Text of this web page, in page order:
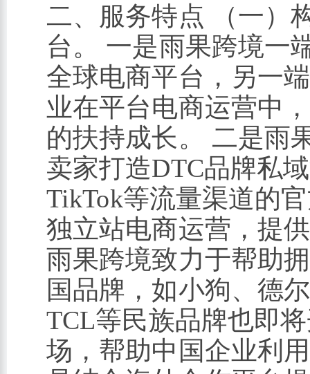
二、服务特点 （一）
台。 一是雨果跨境一
全球电商平台，另一
业在平台电商运营中
的扶持成长。 二是雨
卖家打造DTC品牌私
TikTok等流量渠道的
独立站电商运营，提
雨果跨境致力于帮助
国品牌，如小狗、德
TCL等民族品牌也即
场，帮助中国企业利